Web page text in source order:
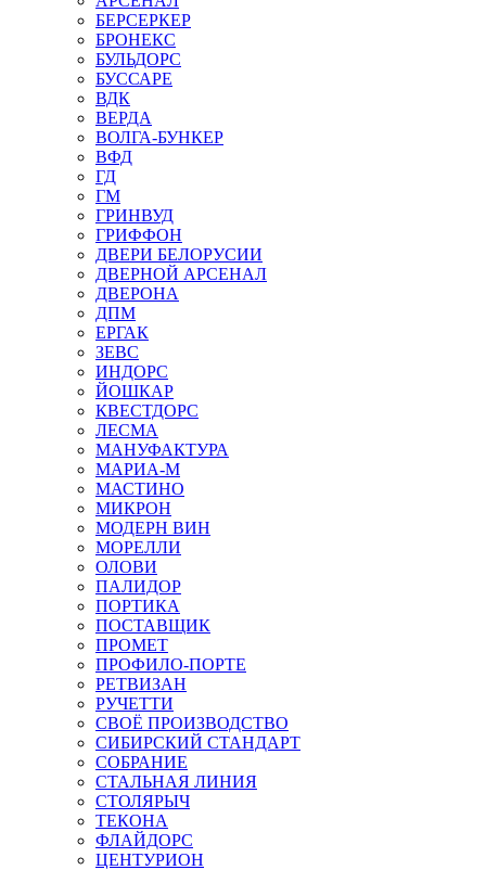
БЕРСЕРКЕР
БРОНЕКС
БУЛЬДОРС
БУССАРЕ
ВДК
ВЕРДА
ВОЛГА-БУНКЕР
ВФД
ГД
ГМ
ГРИНВУД
ГРИФФОН
ДВЕРИ БЕЛОРУСИИ
ДВЕРНОЙ АРСЕНАЛ
ДВЕРОНА
ДПМ
ЕРГАК
ЗЕВС
ИНДОРС
ЙОШКАР
КВЕСТДОРС
ЛЕСМА
МАНУФАКТУРА
МАРИА-М
МАСТИНО
МИКРОН
МОДЕРН ВИН
МОРЕЛЛИ
ОЛОВИ
ПАЛИДОР
ПОРТИКА
ПОСТАВЩИК
ПРОМЕТ
ПРОФИЛО-ПОРТЕ
РЕТВИЗАН
РУЧЕТТИ
СВОЁ ПРОИЗВОДСТВО
СИБИРСКИЙ СТАНДАРТ
СОБРАНИЕ
СТАЛЬНАЯ ЛИНИЯ
СТОЛЯРЫЧ
ТЕКОНА
ФЛАЙДОРС
ЦЕНТУРИОН